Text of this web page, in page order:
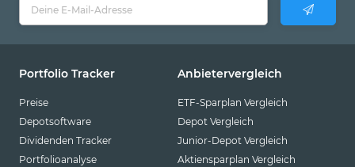
Portfolio Tracker
Preise
Depotsoftware
Dividenden Tracker
Portfolioanalyse
Anbietervergleich
ETF-Sparplan Vergleich
Depot Vergleich
Junior-Depot Vergleich
Aktiensparplan Vergleich